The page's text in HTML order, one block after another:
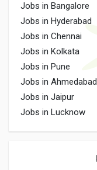
Jobs in Bangalore
Jobs in Hyderabad
Jobs in Chennai
Jobs in Kolkata
Jobs in Pune
Jobs in Ahmedabad
Jobs in Jaipur
Jobs in Lucknow